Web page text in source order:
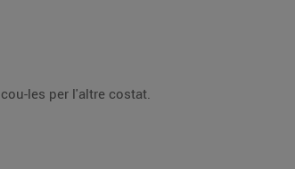
les per l'altre costat.